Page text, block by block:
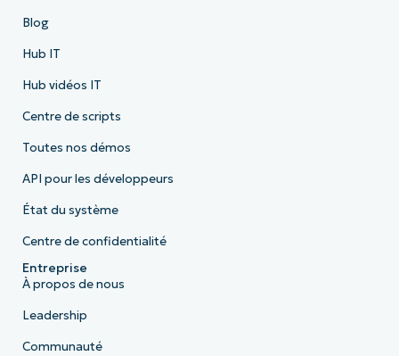
Blog
Hub IT
Hub vidéos IT
Centre de scripts
Toutes nos démos
API pour les développeurs
État du système
Centre de confidentialité
Entreprise
À propos de nous
Leadership
Communauté